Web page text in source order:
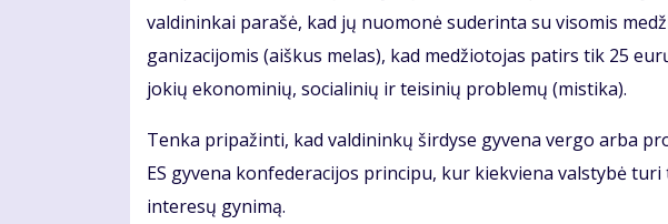
val­di­nin­kai pa­ra­šė, kad jų nuo­mo­nė su­de­rin­ta su vi­so­mis
ga­ni­za­ci­jo­mis (aiš­kus me­las), kad me­džio­to­jas pa­tirs tik 25
jo­kių eko­no­mi­nių, so­cia­li­nių ir tei­si­nių pro­ble­mų (mis­ti­ka).
Ten­ka pri­pa­žin­ti, kad val­di­nin­kų šir­dy­se gy­ve­na ver­go ar­ba
ES gy­ve­na kon­fe­de­ra­ci­jos prin­ci­pu, kur kiek­vie­na vals­ty­bė
in­te­re­sų gy­ni­mą.